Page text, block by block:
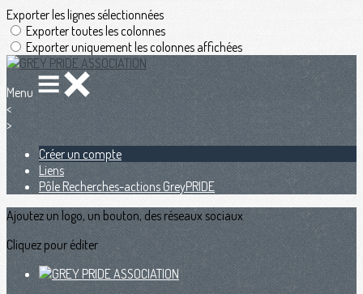
Exporter les lignes sélectionnées
Exporter toutes les colonnes
Exporter uniquement les colonnes affichées
Menu
<
>
Créer un compte
Liens
Pôle Recherches-actions GreyPRIDE
Ajoutez un logo, un bouton, des réseaux sociaux
Cliquez pour éditer